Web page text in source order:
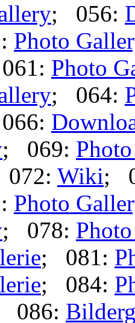
; 056:
Photo
Photo
; 064:
; 069:
Wiki;
Photo
; 078:
; 081:
; 084:
086: